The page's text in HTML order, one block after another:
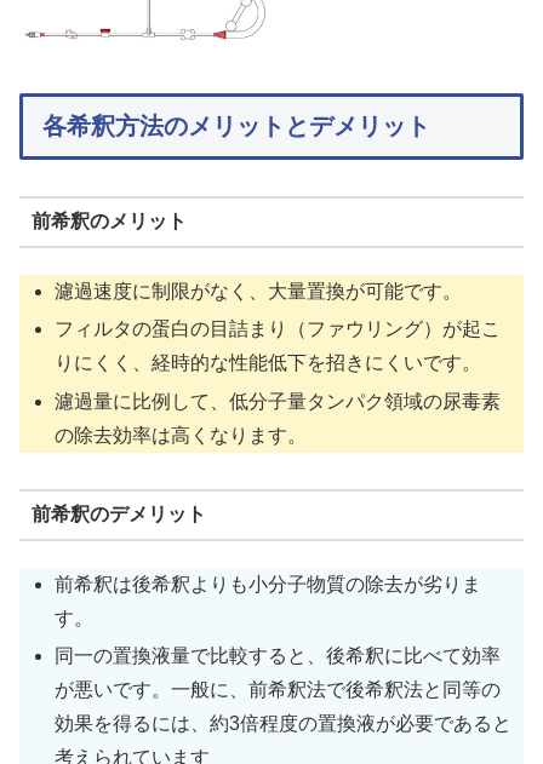
各希釈方法のメリットとデメリット
前希釈のメリット
濾過速度に制限がなく、大量置換が可能です。
フィルタの蛋白の目詰まり（ファウリング）が起こ
りにくく、経時的な性能低下を招きにくいです。
濾過量に比例して、低分子量タンパク領域の尿毒素
の除去効率は高くなります。
前希釈のデメリット
前希釈は後希釈よりも小分子物質の除去が劣りま
す。
同一の置換液量で比較すると、後希釈に比べて効率
が悪いです。一般に、前希釈法で後希釈法と同等の
効果を得るには、約3倍程度の置換液が必要であると
考えられています